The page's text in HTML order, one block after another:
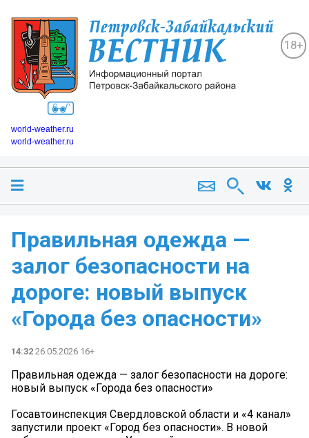
18+
world-weather.ru
world-weather.ru
Правильная одежда —
залог безопасности на
дороге: новый выпуск
«Города без опасности»
14:32 26.05.2026 16+
Правильная одежда — залог безопасности на дороге:
новый выпуск «Города без опасности»
Госавтоинспекция Свердловской области и «4 канал»
запустили проект «Город без опасности». В новой